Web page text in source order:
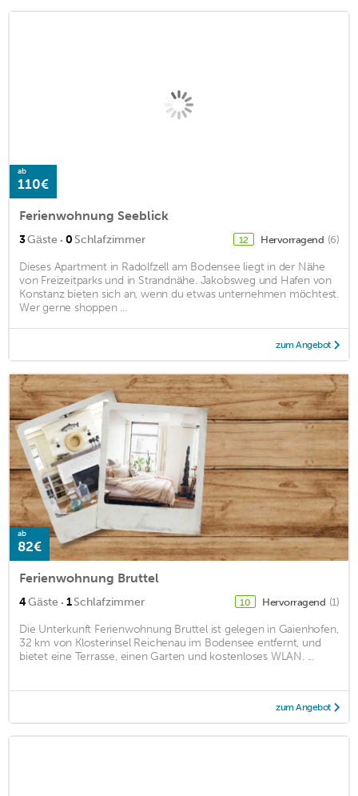
ab
110€
Ferienwohnung Seeblick
3Gäste · 0 Schlafzimmer 12 Hervorragend (6)
Dieses Apartment in Radolfzell am Bodensee liegt in der Nähe
von Freizeitparks und in Strandnähe. Jakobsweg und Hafen von
Konstanz bieten sich an, wenn du etwas unternehmen möchtest.
Wer gerne shoppen ...
zum Angebot
ab
82€
Ferienwohnung Bruttel
4Gäste · 1Schlafzimmer 10 Hervorragend (1)
Die Unterkunft Ferienwohnung Bruttel ist gelegen in Gaienhofen,
32 km von Klosterinsel Reichenau im Bodensee entfernt, und
bietet eine Terrasse, einen Garten und kostenloses WLAN. ...
zum Angebot